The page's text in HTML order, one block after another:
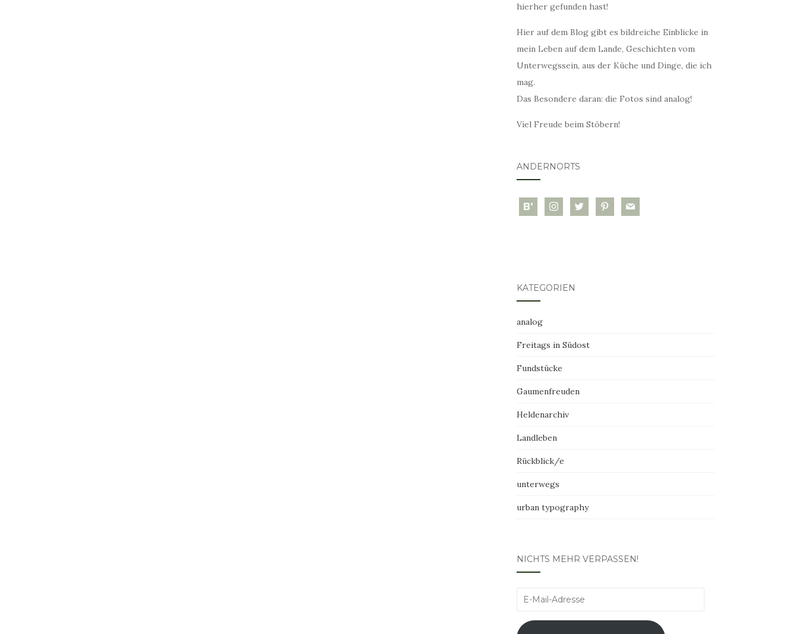
hierher gefunden hast!
Hier auf dem Blog gibt es bildreiche Einblicke in
mein Leben auf dem Lande, Geschichten vom
Unterwegssein, aus der Küche und Dinge, die ich
mag.
Das Besondere daran: die Fotos sind analog!
Viel Freude beim Stöbern!
ANDERNORTS
bloglovininstagramtwitter pinterest
mail
KATEGORIEN
analog
Freitags in Südost
Fundstücke
Gaumenfreuden
Heldenarchiv
Landleben
Rückblick/e
unterwegs
urban typography
NICHTS MEHR VERPASSEN!
E-
Adresse